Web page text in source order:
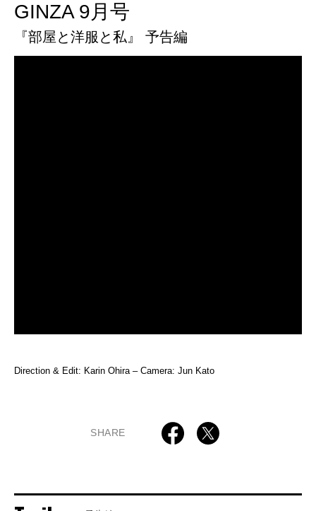
GINZA 9月号
『部屋と洋服と私』 予告編
Direction & Edit: Karin Ohira – Camera: Jun Kato
SHARE